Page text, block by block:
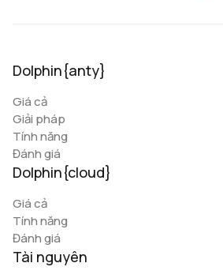
Dolphin{anty}
Giá cả
Giải pháp
Tính năng
Đánh giá
Dolphin{cloud}
Giá cả
Tính năng
Đánh giá
Tài nguyên